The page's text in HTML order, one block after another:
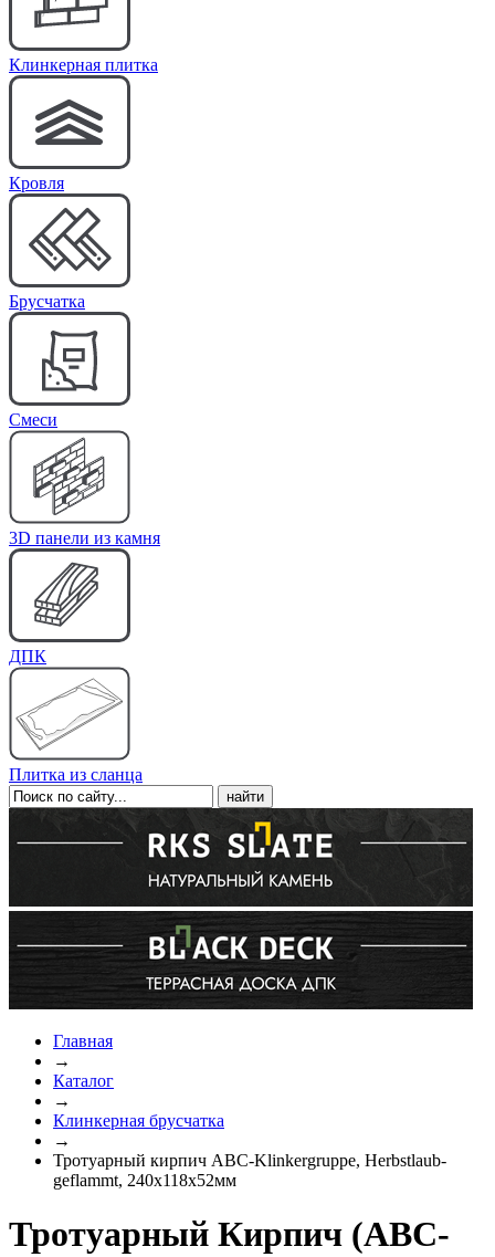
Клинкерная плитка
Кровля
Брусчатка
Cмеси
3D панели из камня
ДПК
Плитка из сланца
Главная
→
Каталог
→
Клинкерная брусчатка
→
Тротуарный кирпич ABC-Klinkergruppe, Herbstlaub-
geflammt, 240х118х52мм
Тротуарный Кирпич (ABC-